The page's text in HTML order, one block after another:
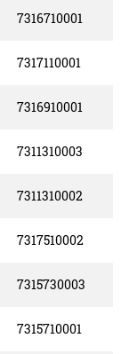
7316710001
7317110001
7316910001
7311310003
7311310002
7317510002
7315730003
7315710001